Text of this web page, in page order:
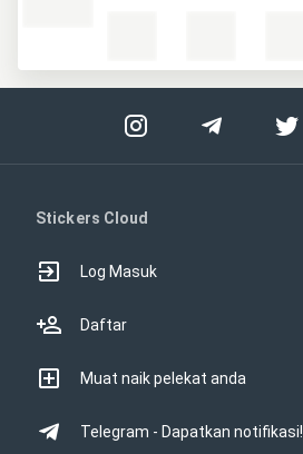
Stickers Cloud
Log Masuk
Daftar
Muat naik pelekat anda
Telegram - Dapatkan notifikasi!